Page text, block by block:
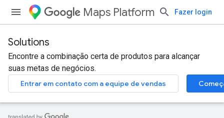
Maps Platform Fazer login
Solutions
Encontre a combinação certa de produtos para alcançar
suas metas de negócios.
Entrar em contato com a equipe de vendas